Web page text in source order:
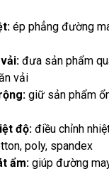
ép phẳng đường
đưa sản phẩm
vải
giữ sản phẩm
độ: điều chỉnh
poly, spandex
ẩm: giúp đường